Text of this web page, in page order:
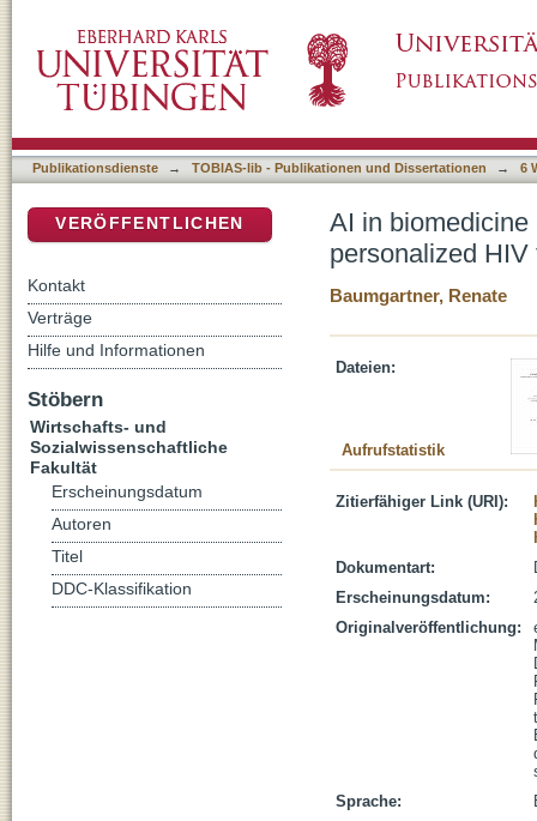
cancer detection tools
Publikationsdienste → TOBIAS-lib - Publikationen und Dissertationen → 6
AI in
personalized
Baumgartner, Renate
Dateien:
Aufrufstatistik
Zitierfähiger Link (URI):
Dokumentart:
Erscheinungsdatum:
Originalveröffentlichung:
Sprache:
VERÖFFENTLICHEN
Kontakt
Verträge
Hilfe und Informationen
Stöbern
Wirtschafts- und
Sozialwissenschaftliche
Fakultät
Erscheinungsdatum
Autoren
Titel
DDC-Klassifikation